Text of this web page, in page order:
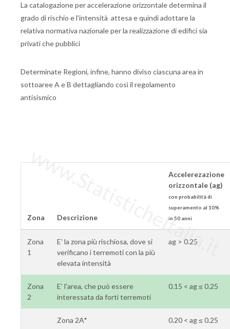
La catalogazione per accelerazione orizzontale determina il
grado di rischio e l'intensità attesa e quindi adottare la
relativa normativa nazionale per la realizzazione di edifici sia
privati che pubblici
Determinate Regioni, infine, hanno diviso ciascuna area in
sottoaree A e B dettagliando così il regolamento
antisismico
Zona Descrizione
Accelerezazione
orizzontale (ag)
con probabilità di
superamento al 10%
in 50 anni
Zona
1
E' la zona più rischiosa, dove si
verificano i terremoti con la più
elevata intensità
ag > 0.25
Zona
2
E' l'area, che può essere
interessata da forti terremoti
0.15 < ag ≤ 0.25
Zona 2A* 0.20 < ag ≤ 0.25
www.StatisticheItalia.it